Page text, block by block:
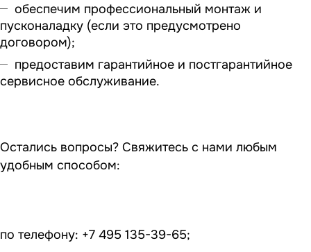
обеспечим профессиональный монтаж и
пусконаладку (если это предусмотрено
договором);
предоставим гарантийное и постгарантийное
сервисное обслуживание.
Остались вопросы? Свяжитесь с нами любым
удобным способом:
по телефону: +7 495 135-39-65;